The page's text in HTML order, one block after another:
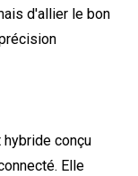
d'allier le bon
hybride conçu
Elle